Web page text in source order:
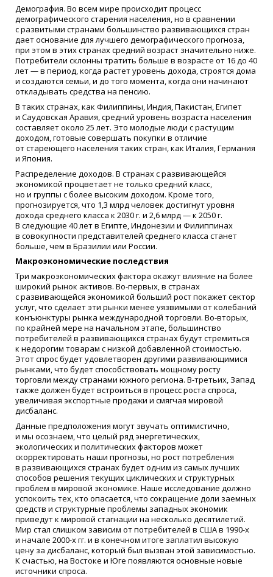
Демография. Во всем мире происходит процесс
демографического старения населения, но в сравнении
с развитыми странами большинство развивающихся стран
дает основание для лучшего демографического прогноза,
при этом в этих странах средний возраст значительно ниже.
Потребители склонны тратить больше в возрасте от 16 до 40
лет — в период, когда растет уровень дохода, строятся дома
и создаются семьи, и до того момента, когда они начинают
откладывать средства на пенсию.
В таких странах, как Филиппины, Индия, Пакистан, Египет
и Саудовская Аравия, средний уровень возраста населения
составляет около 25 лет. Это молодые люди с растущим
доходом, готовые совершать покупки в отличие
от стареющего населения таких стран, как Италия, Германия
и Япония.
Распределение доходов. В странах с развивающейся
экономикой процветает не только средний класс,
но и группы с более высоким доходом. Кроме того,
прогнозируется, что 1,3 млрд человек достигнут уровня
дохода среднего класса к 2030 г. и 2,6 млрд — к 2050 г.
В следующие 40 лет в Египте, Индонезии и Филиппинах
в совокупности представителей среднего класса станет
больше, чем в Бразилии или России.
Макроэкономические последствия
Три макроэкономических фактора окажут влияние на более
широкий рынок активов. Во-первых, в странах
с развивающейся экономикой больший рост покажет сектор
услуг, что сделает эти рынки менее уязвимыми от колебаний
конъюнктуры рынка международной торговли. Во-вторых,
по крайней мере на начальном этапе, большинство
потребителей в развивающихся странах будут стремиться
к недорогим товарам с низкой добавленной стоимостью.
Этот спрос будет удовлетворен другими развивающимися
рынками, что будет способствовать мощному росту
торговли между странами южного региона. В-третьих, Запад
также должен будет встроиться в процесс роста спроса,
увеличивая экспортные продажи и смягчая мировой
дисбаланс.
Данные предположения могут звучать оптимистично,
и мы осознаем, что целый ряд энергетических,
экологических и политических факторов может
скорректировать наши прогнозы, но рост потребления
в развивающихся странах будет одним из самых лучших
способов решения текущих циклических и структурных
проблем в мировой экономике. Наше исследование должно
успокоить тех, кто опасается, что сокращение доли заемных
средств и структурные проблемы западных экономик
приведут к мировой стагнации на несколько десятилетий.
Мир стал слишком зависим от потребителей в США в 1990-х
и начале 2000-х гг. и в конечном итоге заплатил высокую
цену за дисбаланс, который был вызван этой зависимостью.
К счастью, на Востоке и Юге появляются основные новые
источники спроса.